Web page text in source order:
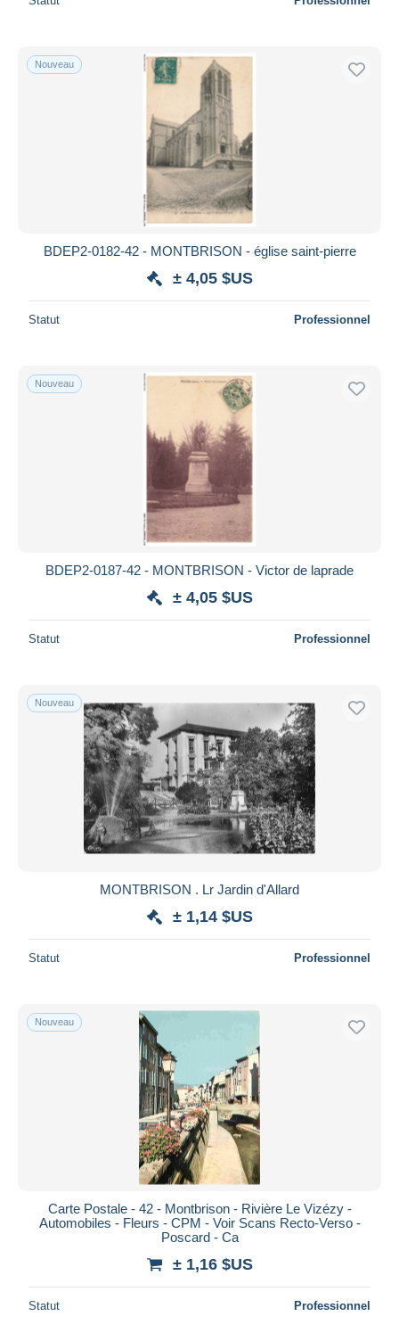
Nouveau
BDEP2-0182-42 - MONTBRISON - église saint-pierre
± 4,05 $US
Statut Professionnel
Nouveau
BDEP2-0187-42 - MONTBRISON - Victor de laprade
± 4,05 $US
Statut Professionnel
Nouveau
MONTBRISON . Lr Jardin d'Allard
± 1,14 $US
Statut Professionnel
Nouveau
Carte Postale - 42 - Montbrison - Rivière Le Vizézy -
Automobiles - Fleurs - CPM - Voir Scans Recto-Verso -
Poscard - Ca
± 1,16 $US
Statut Professionnel